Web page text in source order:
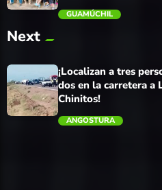
GUAMÚCHIL
Next
¡Localizan a tres
dos en la carretera a
Chinitos!
ANGOSTURA